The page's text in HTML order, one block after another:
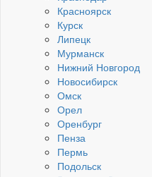
Красноярск
Курск
Липецк
Мурманск
Нижний Новгород
Новосибирск
Омск
Орел
Оренбург
Пенза
Пермь
Подольск